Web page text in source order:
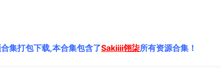
集打包下载,本合集包含了Sakiiii翎柒所有资源合集！